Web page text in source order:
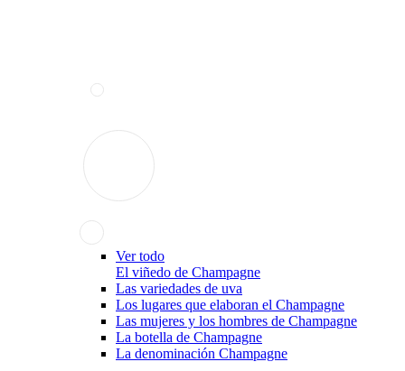
Ver todo
El viñedo de Champagne
Las variedades de uva
Los lugares que elaboran el Champagne
Las mujeres y los hombres de Champagne
La botella de Champagne
La denominación Champagne